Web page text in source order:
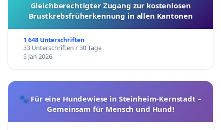
Gleichberechtigter Zugang zur kostenlosen
Brustkrebsfrüherkennung in allen Kantonen
1 648 Unterschriften
33 Unterschriften / 30 Tage
5 Jan 2026
🐾 Für eine Hundewiese in Steinheim-Kernstadt –
Gemeinsam für Mensch und Hund!